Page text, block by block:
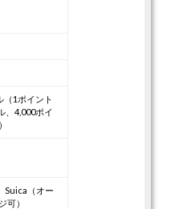
（1ポイント
、4,000ポイ
Suica（オー
可）